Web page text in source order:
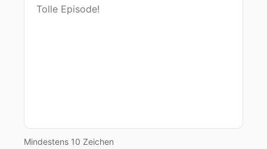
Mindestens 10 Zeichen